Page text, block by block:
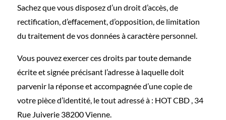
Sachez que vous disposez d’un droit d’accès, de
rectification, d’effacement, d’opposition, de limitation
du traitement de vos données à caractère personnel.
Vous pouvez exercer ces droits par toute demande
écrite et signée précisant l’adresse à laquelle doit
parvenir la réponse et accompagnée d’une copie de
votre pièce d’identité, le tout adressé à : HOT CBD , 34
Rue Juiverie 38200 Vienne.